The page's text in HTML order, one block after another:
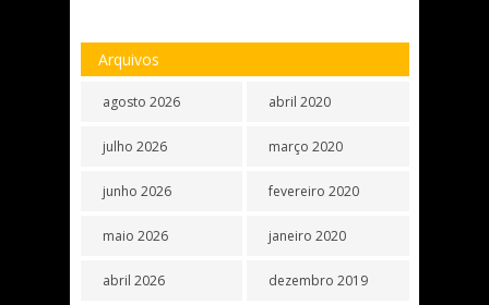
Arquivos
agosto 2026
julho 2026
junho 2026
maio 2026
abril 2026
abril 2020
março 2020
fevereiro 2020
janeiro 2020
dezembro 2019